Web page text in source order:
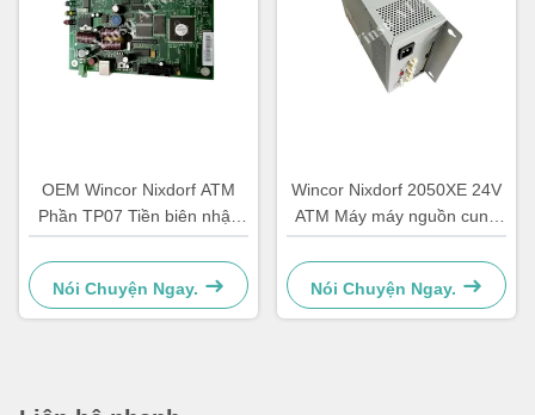
OEM Wincor Nixdorf ATM
Phần TP07 Tiền biên nhận
Máy in PCB chính Controller
Board 01750063547
Nói Chuyện Ngay.
Wincor Nixdorf 2050XE 24V
ATM Máy máy nguồn cung
cấp năng lượng
Nói Chuyện Ngay.